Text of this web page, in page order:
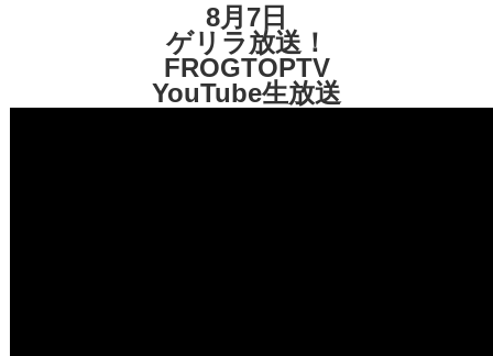
8月7日
ゲリラ放送！
FROGTOPTV
YouTube生放送